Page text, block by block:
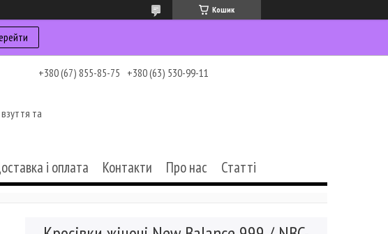
Кошик
+380 (67) 855-85-75 +380 (63) 530-99-11
та
і оплата Контакти Про нас Статті